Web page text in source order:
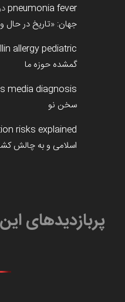
pneumonia fever
جهان: «تاریخ در
allergy pediatric
گمشده حوزه ما
media diagnosis
سخن نو
risks explained
اسلامی و به چالش
پربازدیدهای